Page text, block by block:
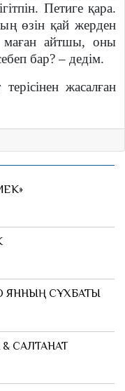
Петиге қара.
өзін қай жерден
маған айтшы, оны
бар? – дедім.
жасалған
ЯННЫҢ СҰХБАТЫ
САЛТАНАТ